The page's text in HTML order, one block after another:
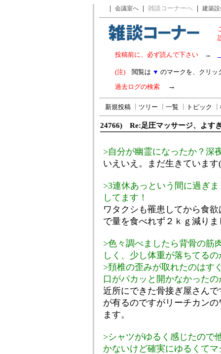
｜ 会議室へ ｜ 雑談コーナーへ ｜ 建築
投稿前に、必ず読んで下さい →
(注) 閲覧は ▼ のマークを、クリッ
過去ログの検索 →
新規投稿 ツリー 一覧 トピック
24766) Re:足圧マッサージ、よす
>自分が幽霊になったか？深
いえいえ。まだ生きています
>3連休あっという間に過ぎ
してます！
ワタクシも罹患してから食
で量を食べれず２ｋｇ減り
>色々調べましたら背骨の筋
しく、少し体重が落ちてる
>頚椎の歪みが取れたのはす
口がパカッと開かなかった
近所にできた骨接ぎ屋さん
が有るのですがリーチカン
ます。
>シャツがゆるく感じたので
かないけど確実にゆるくて